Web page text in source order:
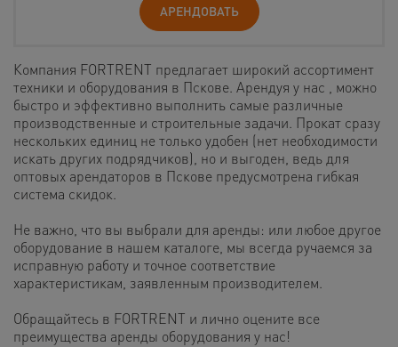
АРЕНДОВАТЬ
Компания FORTRENT предлагает широкий ассортимент
техники и оборудования в Пскове. Арендуя у нас , можно
быстро и эффективно выполнить самые различные
производственные и строительные задачи. Прокат сразу
нескольких единиц не только удобен (нет необходимости
искать других подрядчиков), но и выгоден, ведь для
оптовых арендаторов в Пскове предусмотрена гибкая
система скидок.
Не важно, что вы выбрали для аренды: или любое другое
оборудование в нашем каталоге, мы всегда ручаемся за
исправную работу и точное соответствие
характеристикам, заявленным производителем.
Обращайтесь в FORTRENT и лично оцените все
преимущества аренды оборудования у нас!